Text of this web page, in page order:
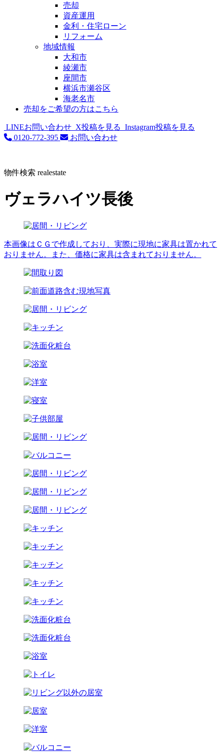
売却
資産運用
金利・住宅ローン
リフォーム
地域情報
大和市
綾瀬市
座間市
横浜市瀬谷区
海老名市
売却をご希望の方はこちら
LINEお問い合わせ X投稿を見る Instagram投稿を見る
0120-772-395
お問い合わせ
物件検索 realestate
ヴェラハイツ長後
本画像はＣＧで作成しており、実際に現地に家具は置かれて
おりません。また、価格に家具は含まれておりません。